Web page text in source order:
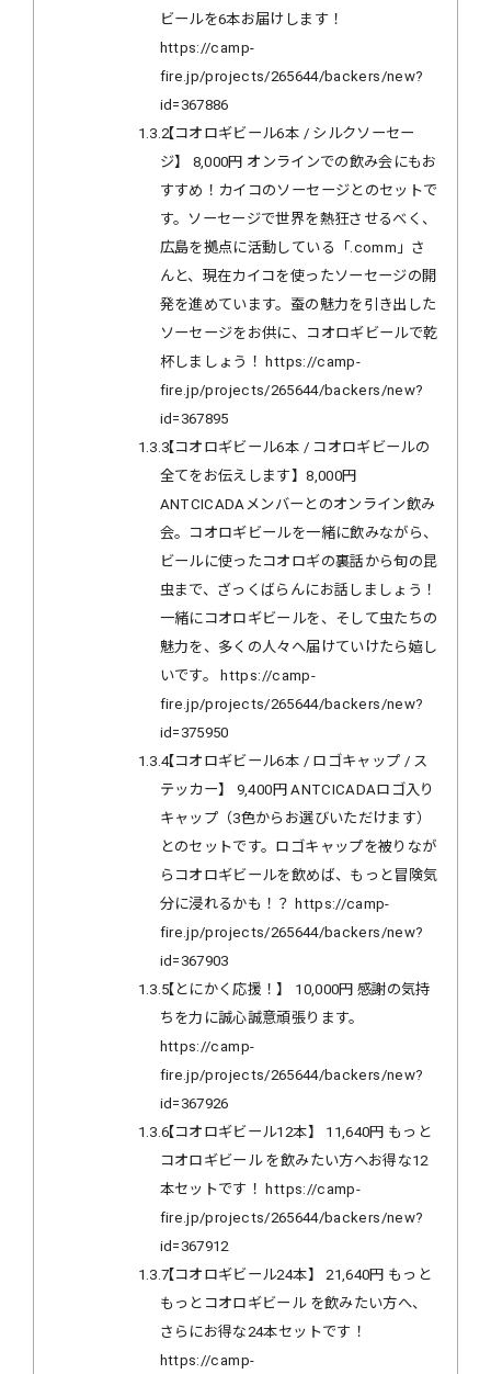
ビールを6本お届けします！
https://camp-
fire.jp/projects/265644/backers/new?
id=367886
1.3.2【コオロギビール6本 / シルクソーセー
ジ】 8,000円 オンラインでの飲み会にもお
すすめ！カイコのソーセージとのセットで
す。ソーセージで世界を熱狂させるべく、
広島を拠点に活動している「.comm」さ
んと、現在カイコを使ったソーセージの開
発を進めています。蚕の魅力を引き出した
ソーセージをお供に、コオロギビールで乾
杯しましょう！ https://camp-
fire.jp/projects/265644/backers/new?
id=367895
1.3.3【コオロギビール6本 / コオロギビールの
全てをお伝えします】8,000円
ANTCICADAメンバーとのオンライン飲み
会。コオロギビールを一緒に飲みながら、
ビールに使ったコオロギの裏話から旬の昆
虫まで、ざっくばらんにお話しましょう！
一緒にコオロギビールを、そして虫たちの
魅力を、多くの人々へ届けていけたら嬉し
いです。 https://camp-
fire.jp/projects/265644/backers/new?
id=375950
1.3.4【コオロギビール6本 / ロゴキャップ / ス
テッカー】 9,400円 ANTCICADAロゴ入り
キャップ（3色からお選びいただけます）
とのセットです。ロゴキャップを被りなが
らコオロギビールを飲めば、もっと冒険気
分に浸れるかも！？ https://camp-
fire.jp/projects/265644/backers/new?
id=367903
1.3.5【とにかく応援！】 10,000円 感謝の気持
ちを力に誠心誠意頑張ります。
https://camp-
fire.jp/projects/265644/backers/new?
id=367926
1.3.6【コオロギビール12本】 11,640円 もっと
コオロギビール を飲みたい方へお得な12
本セットです！ https://camp-
fire.jp/projects/265644/backers/new?
id=367912
1.3.7【コオロギビール24本】 21,640円 もっと
もっとコオロギビール を飲みたい方へ、
さらにお得な24本セットです！
https://camp-